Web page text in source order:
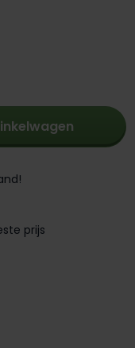
de
prijs